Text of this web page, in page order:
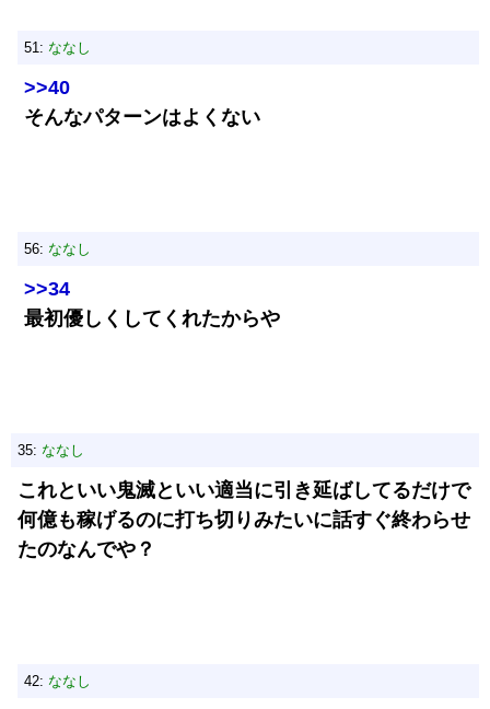
51: ななし
>>40
そんなパターンはよくない
56: ななし
>>34
最初優しくしてくれたからや
35: ななし
これといい鬼滅といい適当に引き延ばしてるだけで
何億も稼げるのに打ち切りみたいに話すぐ終わらせ
たのなんでや？
42: ななし